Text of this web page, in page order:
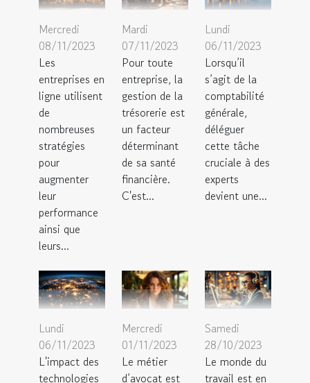
Mercredi
08/11/2023
Les
entreprises en
ligne utilisent
de
nombreuses
stratégies
pour
augmenter
leur
performance
ainsi que
leurs...
Mardi
07/11/2023
Pour toute
entreprise, la
gestion de la
trésorerie est
un facteur
déterminant
de sa santé
financière.
C'est...
Lundi
06/11/2023
Lorsqu’il
s’agit de la
comptabilité
générale,
déléguer
cette tâche
cruciale à des
experts
devient une...
Lundi
06/11/2023
L'impact des
technologies
Mercredi
01/11/2023
Le métier
d’avocat est
Samedi
28/10/2023
Le monde du
travail est en